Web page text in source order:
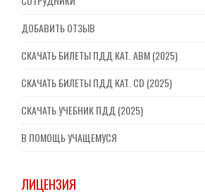
ДОБАВИТЬ ОТЗЫВ
СКАЧАТЬ БИЛЕТЫ ПДД КАТ. ABM (2025)
СКАЧАТЬ БИЛЕТЫ ПДД КАТ. CD (2025)
СКАЧАТЬ УЧЕБНИК ПДД (2025)
В ПОМОЩЬ УЧАЩЕМУСЯ
ЛИЦЕНЗИЯ